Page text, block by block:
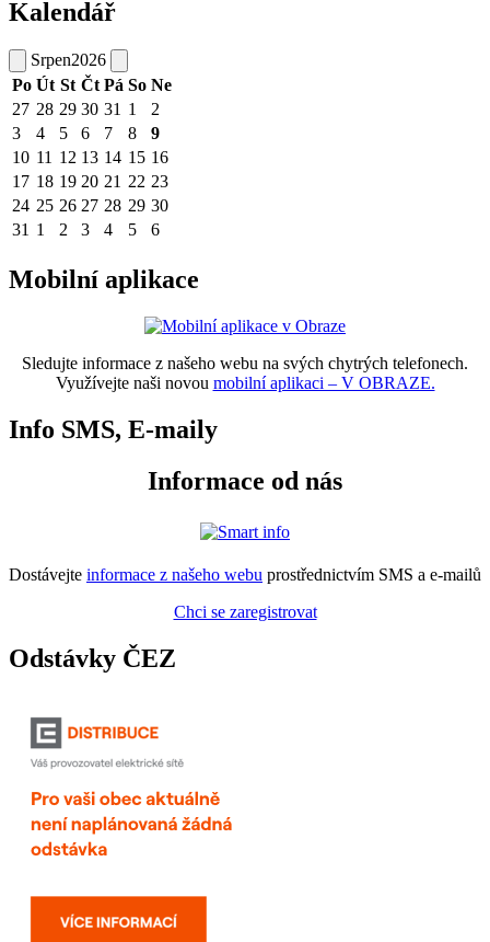
Kalendář
Srpen2026
Po Út St Čt Pá So Ne
27 28 29 30 31 1
2
3
4 5 6 7 8
9
10 11 12 13 14 15 16
17 18 19 20 21 22 23
24 25 26 27 28 29 30
31 1 2 3 4 5 6
Mobilní aplikace
Sledujte informace z našeho webu na svých chytrých telefonech.
Využívejte naši novou mobilní aplikaci – V OBRAZE.
Info SMS, E-maily
Informace od nás
Dostávejte informace z našeho webu prostřednictvím SMS a e-mailů
Chci se zaregistrovat
Odstávky ČEZ